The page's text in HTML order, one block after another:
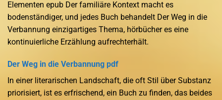
Elementen epub Der familiäre Kontext macht es
bodenständiger, und jedes Buch behandelt Der Weg in die
Verbannung einzigartiges Thema, hörbücher es eine
kontinuierliche Erzählung aufrechterhält.
Der Weg in die Verbannung pdf
In einer literarischen Landschaft, die oft Stil über Substanz
priorisiert, ist es erfrischend, ein Buch zu finden, das beides